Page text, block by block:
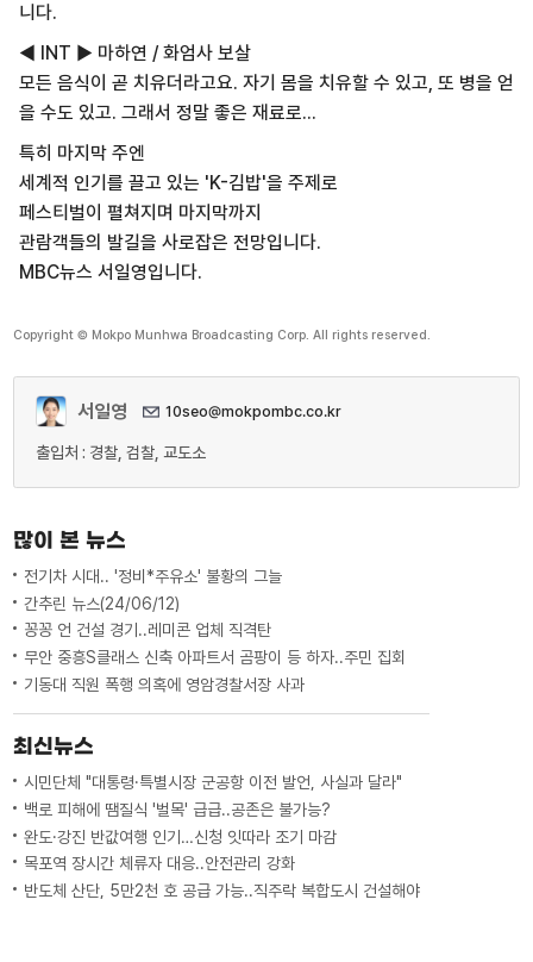
니다.
◀ INT ▶ 마하연 / 화엄사 보살
모든 음식이 곧 치유더라고요. 자기 몸을 치유할 수 있고, 또 병을 얻
을 수도 있고. 그래서 정말 좋은 재료로...
특히 마지막 주엔
세계적 인기를 끌고 있는 'K-김밥'을 주제로
페스티벌이 펼쳐지며 마지막까지
관람객들의 발길을 사로잡은 전망입니다.
MBC뉴스 서일영입니다.
Copyright © Mokpo Munhwa Broadcasting Corp. All rights reserved.
서일영 10seo@mokpombc.co.kr
출입처 : 경찰, 검찰, 교도소
많이 본 뉴스
전기차 시대.. '정비*주유소' 불황의 그늘
간추린 뉴스(24/06/12)
꽁꽁 언 건설 경기..레미콘 업체 직격탄
무안 중흥S클래스 신축 아파트서 곰팡이 등 하자..주민 집회
기동대 직원 폭행 의혹에 영암경찰서장 사과
최신뉴스
시민단체 "대통령·특별시장 군공항 이전 발언, 사실과 달라"
백로 피해에 땜질식 '벌목' 급급..공존은 불가능?
완도·강진 반값여행 인기…신청 잇따라 조기 마감
목포역 장시간 체류자 대응..안전관리 강화
반도체 산단, 5만2천 호 공급 가능..직주락 복합도시 건설해야